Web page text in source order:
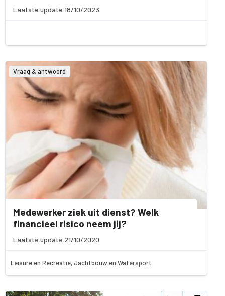
Laatste update 18/10/2023
Vraag & antwoord
Medewerker ziek uit dienst? Welk
financieel risico neem jij?
Laatste update 21/10/2020
Leisure en Recreatie, Jachtbouw en Watersport